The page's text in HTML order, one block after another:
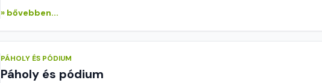
» bővebben...
PÁHOLY ÉS PÓDIUM
Páholy és pódium